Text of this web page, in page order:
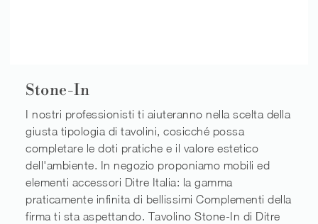
Stone-In
I nostri professionisti ti aiuteranno nella scelta della
giusta tipologia di tavolini, cosicché possa
completare le doti pratiche e il valore estetico
dell'ambiente. In negozio proponiamo mobili ed
elementi accessori Ditre Italia: la gamma
praticamente infinita di bellissimi Complementi della
firma ti sta aspettando. Tavolino Stone-In di Ditre